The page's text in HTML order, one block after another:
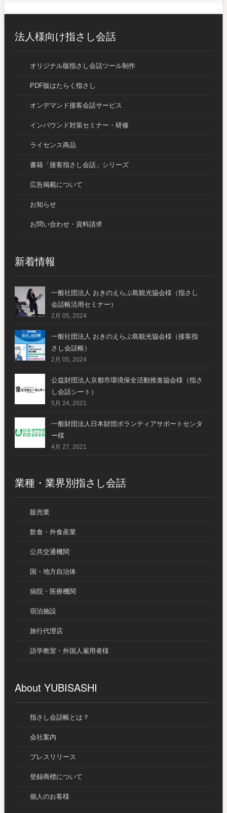
法人様向け指さし会話
オリジナル版指さし会話ツール制作
PDF版はたらく指さし
オンデマンド接客会話サービス
インバウンド対策セミナー・研修
ライセンス商品
書籍「接客指さし会話」シリーズ
広告掲載について
お知らせ
お問い合わせ・資料請求
新着情報
一般社団法人 おきのえらぶ島観光協会様（指さし
会話帳活用セミナー）
2月 05, 2024
一般社団法人 おきのえらぶ島観光協会様（接客指
さし会話帳）
2月 05, 2024
公益財団法人京都市環境保全活動推進協会様（指さ
し会話シート）
5月 24, 2021
一般財団法人日本財団ボランティアサポートセンタ
ー様
4月 27, 2021
業種・業界別指さし会話
販売業
飲食・外食産業
公共交通機関
国・地方自治体
病院・医療機関
宿泊施設
旅行代理店
語学教室・外国人雇用者様
About YUBISASHI
指さし会話帳とは？
会社案内
プレスリリース
登録商標について
個人のお客様